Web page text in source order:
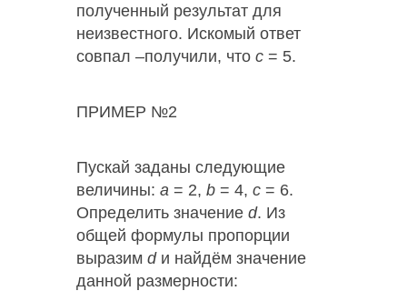
полученный результат для
неизвестного. Искомый ответ
совпал –получили, что с = 5.
ПРИМЕР №2
Пускай заданы следующие
величины: a = 2, b = 4, с = 6.
Определить значение d. Из
общей формулы пропорции
выразим dи найдём значение
данной размерности: